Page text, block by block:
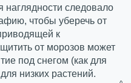
наглядности следовало
чтобы уберечь от
к
от морозов может
под снегом (как для
низких растений.